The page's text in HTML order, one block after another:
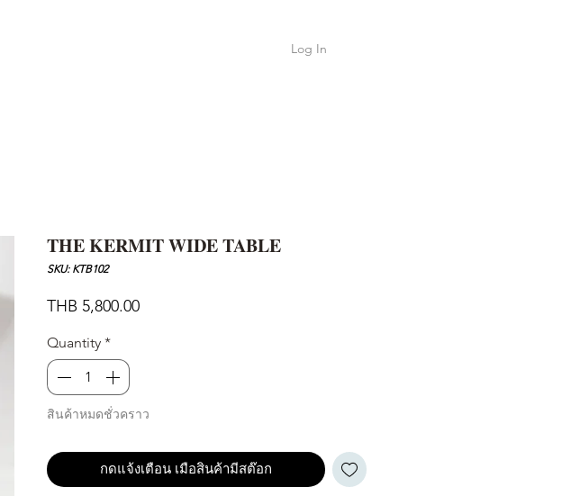
Log In
THE KERMIT WIDE TABLE
SKU: KTB102
THB 5,800.00Price
Quantity *
สินค้าหมดชั่วคราว
กดแจ้งเตือน เมือสินค้ามีสต๊อก